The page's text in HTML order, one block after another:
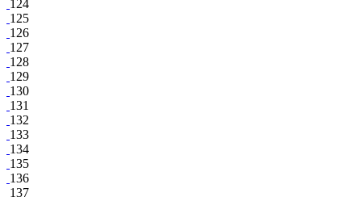
124
125
126
127
128
129
130
131
132
133
134
135
136
137